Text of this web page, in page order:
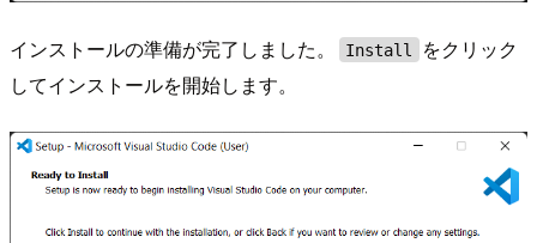
インストールの準備が完了しました。 Install
をクリック
してインストールを開始します。